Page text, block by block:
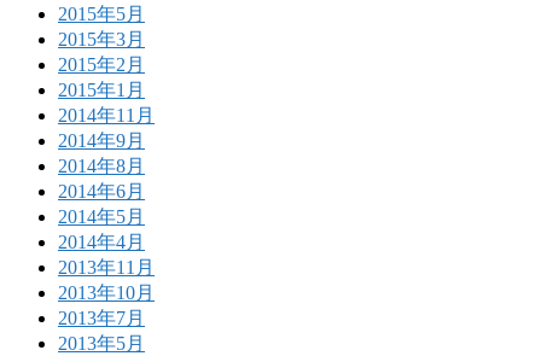
2015年5月
2015年3月
2015年2月
2015年1月
2014年11月
2014年9月
2014年8月
2014年6月
2014年5月
2014年4月
2013年11月
2013年10月
2013年7月
2013年5月